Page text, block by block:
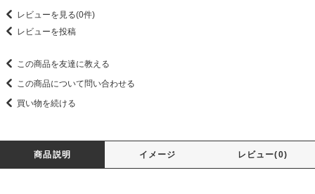
レビューを見る(0件)
レビューを投稿
この商品を友達に教える
この商品について問い合わせる
買い物を続ける
商品説明 イメージ レビュー(0)